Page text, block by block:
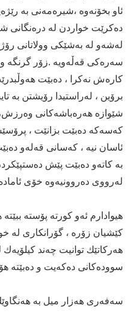
ئاو بخۆنه‌وه‌ ،شیره‌مه‌نی به‌
ده‌كرێت خواردن له‌ دره‌نگانی
له‌شه‌و له‌ به‌شێكی وولاتانی
سه‌ره‌كی قه‌ڵه‌ویه‌ .زۆر گرنگه‌
كاره‌ش نه‌كرا ، ده‌بێت
برۆین ، له‌راستیدا رۆیشتن به‌
شێوازه‌ ھه‌ره‌باشه‌كانی
كه‌سه‌كه‌ ده‌بێت بزانێت ،
ئاسان نیه‌ ، كه‌سانی قه‌له‌و
به‌ كاته‌و ده‌بێت پێش
له‌رووی ده‌روونیه‌وه‌ خۆی
ھیوادارم ئه‌و كورته‌ پۆسته‌
كێشیان زۆره‌ ، گۆرانكاری له‌
ھه‌ركاتێك توانیت چه‌ند
سووده‌كانی ده‌كه‌یت و ده‌بێته‌
سه‌فه‌ری ھه‌زار میل به‌